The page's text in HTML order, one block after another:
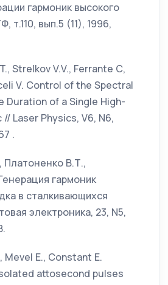
гармоник высокого
т.110, вып.5 (11), 1996,
Strelkov V.V., Ferrante С,
V. Control of the Spectral
Duration of a Single High-
Laser Physics, V6, N6,
.
Платоненко В.Т.,
гармоник
в сталкивающихся
электроника, 23, N5,
Mevel Е., Constant Е.
attosecond pulses